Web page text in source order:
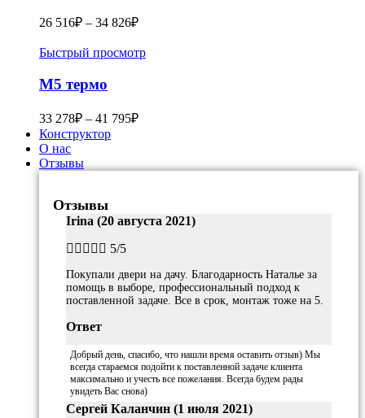
26 516₽ – 34 826₽
Быстрый просмотр
M5 термо
33 278₽ – 41 795₽
Конструктор
О нас
Отзывы
Отзывы
Irina (20 августа 2021)
     5/5
Покупали двери на дачу. Благодарность Наталье за
помощь в выборе, профессиональный подход к
поставленной задаче. Все в срок, монтаж тоже на 5.
Ответ
Добрый день, спасибо, что нашли время оставить отзыв) Мы
всегда стараемся подойти к поставленной задаче клиента
максимально и учесть все пожелания. Всегда будем рады
увидеть Вас снова)
Сергей Каланчин (1 июля 2021)